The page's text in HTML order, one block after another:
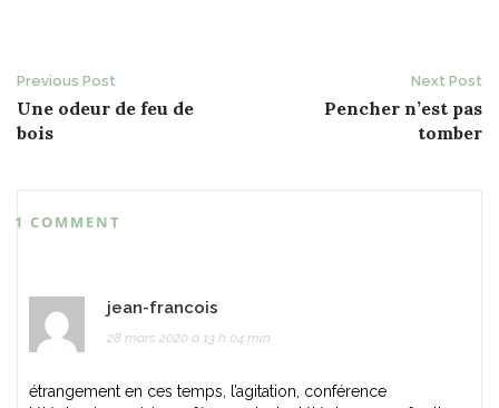
Post
navigation
Previous Post
Une odeur de feu de
bois
Next Post
Pencher n’est pas
tomber
1 COMMENT
jean-francois
28 mars 2020 à 13 h 04 min
étrangement en ces temps, l’agitation, conférence